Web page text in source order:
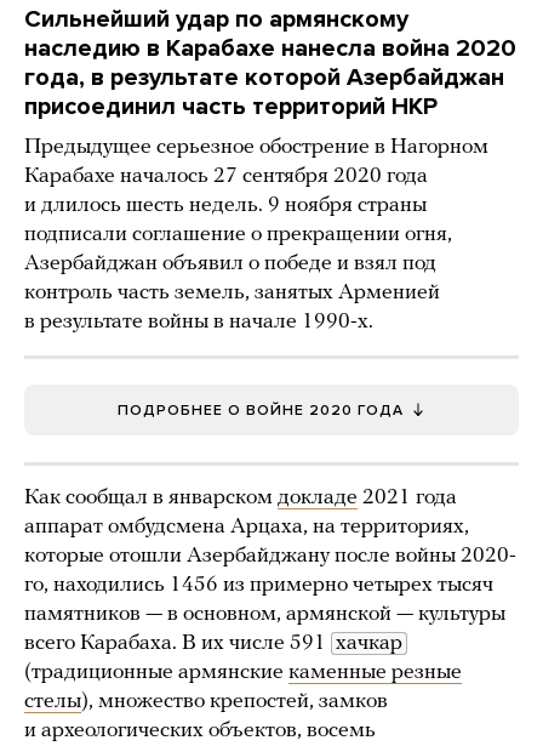
Сильнейший удар по армянскому
наследию в Карабахе нанесла война 2020
года, в результате которой Азербайджан
присоединил часть территорий НКР
Предыдущее серьезное обострение в Нагорном
Карабахе началось 27 сентября 2020 года
и длилось шесть недель. 9 ноября страны
подписали соглашение о прекращении огня,
Азербайджан объявил о победе и взял под
контроль часть земель, занятых Арменией
в результате войны в начале 1990-х.
ПОДРОБНЕЕ О ВОЙНЕ 2020 ГОДА
Как сообщал в январском докладе 2021 года
аппарат омбудсмена Арцаха, на территориях,
которые отошли Азербайджану после войны 2020-
го, находились 1456 из примерно четырех тысяч
памятников — в основном, армянской — культуры
всего Карабаха. В их числе 591 хачкар
(традиционные армянские каменные резные
стелы), множество крепостей, замков
и археологических объектов, восемь